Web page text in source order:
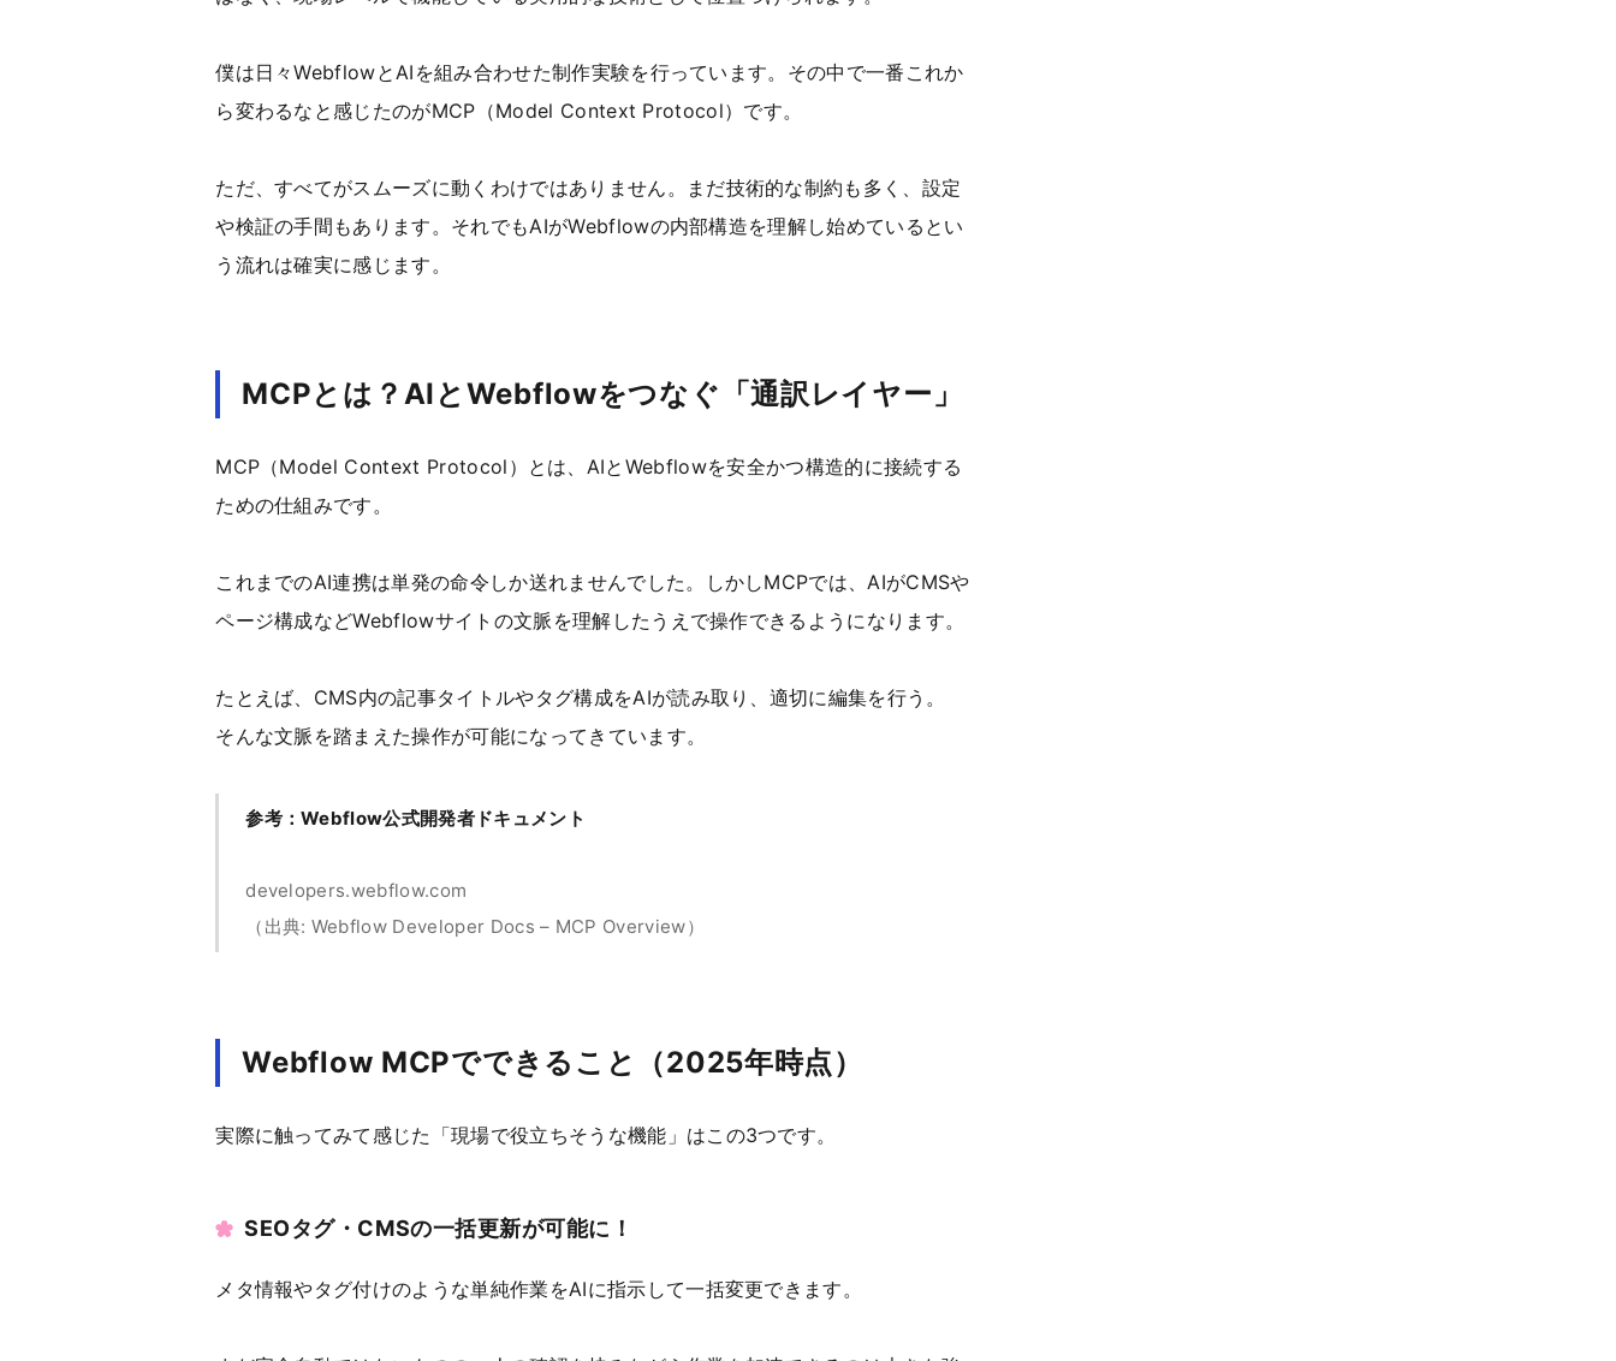
僕は日々WebflowとAIを組み合わせた制作実験を行っています。その中で一番これか
ら変わるなと感じたのがMCP（Model Context Protocol）です。
ただ、すべてがスムーズに動くわけではありません。まだ技術的な制約も多く、設定
や検証の手間もあります。それでもAIがWebflowの内部構造を理解し始めているとい
う流れは確実に感じます。
MCPとは？AIとWebflowをつなぐ「通訳レイヤー」
MCP（Model Context Protocol）とは、AIとWebflowを安全かつ構造的に接続する
ための仕組みです。
これまでのAI連携は単発の命令しか送れませんでした。しかしMCPでは、AIがCMSや
ページ構成などWebflowサイトの文脈を理解したうえで操作できるようになります。
たとえば、CMS内の記事タイトルやタグ構成をAIが読み取り、適切に編集を行う。
そんな文脈を踏まえた操作が可能になってきています。
参考：Webflow公式開発者ドキュメント
developers.webflow.com
（出典: Webflow Developer Docs – MCP Overview）
Webflow MCPでできること（2025年時点）
実際に触ってみて感じた「現場で役立ちそうな機能」はこの3つです。
SEOタグ・CMSの一括更新が可能に！
メタ情報やタグ付けのような単純作業をAIに指示して一括変更できます。